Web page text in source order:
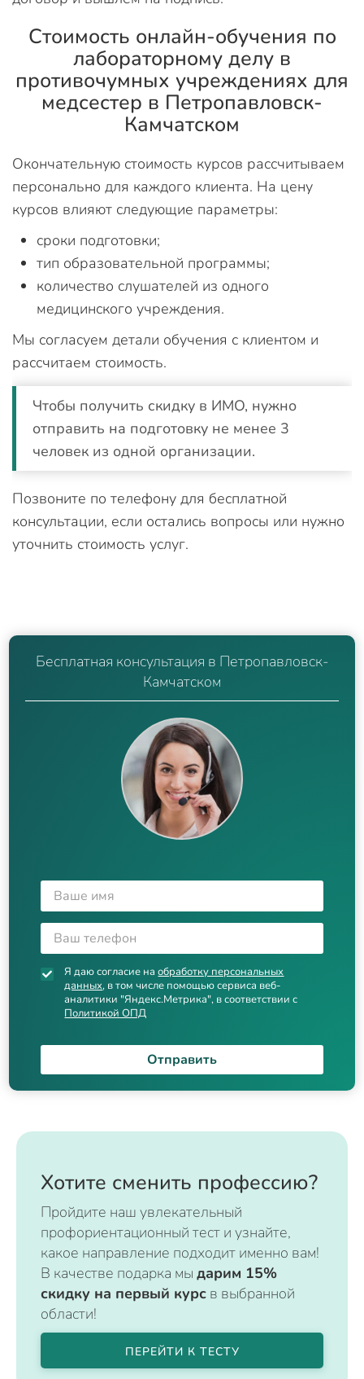
Стоимость онлайн-обучения по
лабораторному делу в
противочумных учреждениях для
медсестер в Петропавловск-
Камчатском
Окончательную стоимость курсов рассчитываем
персонально для каждого клиента. На цену
курсов влияют следующие параметры:
сроки подготовки;
тип образовательной программы;
количество слушателей из одного
медицинского учреждения.
Мы согласуем детали обучения с клиентом и
рассчитаем стоимость.
Чтобы получить скидку в ИМО, нужно
отправить на подготовку не менее 3
человек из одной организации.
Позвоните по телефону для бесплатной
консультации, если остались вопросы или нужно
уточнить стоимость услуг.
Бесплатная консультация в Петропавловск-
Камчатском
Я даю согласие наобработку персональных
данных, в том числе помощью сервиса веб-
аналитики "Яндекс.Метрика", в соответствии с
Политикой ОПД
Отправить
Хотите сменить профессию?
Пройдите наш увлекательный
профориентационный тест и узнайте,
какое направление подходит именно вам!
В качестве подарка мы дарим 15%
скидку на первый курс в выбранной
области!
ПЕРЕЙТИ К ТЕСТУ